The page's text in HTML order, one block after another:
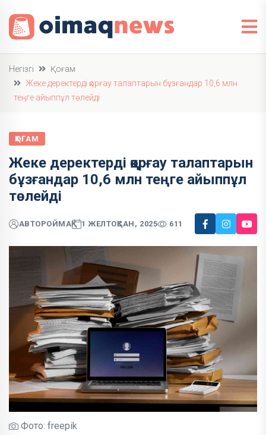
Негізгі
Қоғам
Жеке деректерді қорғау талаптарын бұзғандар 10,6 млн
теңге айыппұл төлейді
ҚОҒАМ
Жеке деректерді қорғау талаптарын
бұзғандар 10,6 млн теңге айыппұл
төлейді
АВТОРОЙМАҚ 1 ЖЕЛТОҚСАН, 2025 611
Фото: freepik